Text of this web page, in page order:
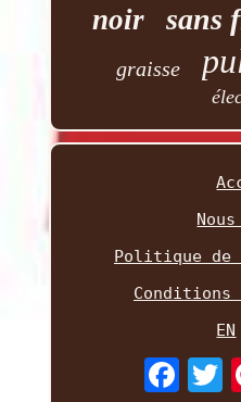
noir sans
graisse
Politique
EN